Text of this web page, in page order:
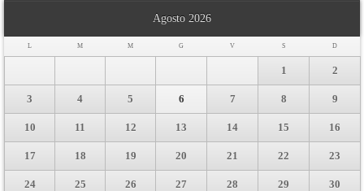
Agosto 2026
L M M G V S D
1 2
3 4 5 6 7 8 9
10 11 12 13 14 15 16
17 18 19 20 21 22 23
24 25 26 27 28 29 30